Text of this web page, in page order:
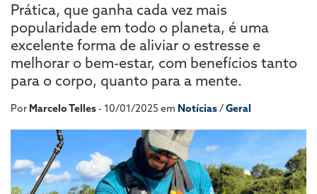
Prática, que ganha cada vez mais
popularidade em todo o planeta, é uma
excelente forma de aliviar o estresse e
melhorar o bem-estar, com benefícios tanto
para o corpo, quanto para a mente.
Por Marcelo Telles- 10/01/2025 em Notícias/Geral